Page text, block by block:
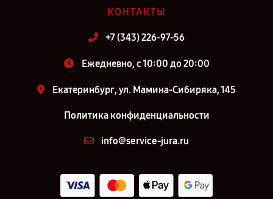
КОНТАКТЫ
+7 (343) 226-97-56
Ежедневно, с 10:00 до 20:00
Екатеринбург, ул. Мамина-Сибиряка, 145
Политика конфиденциальности
info@service-jura.ru